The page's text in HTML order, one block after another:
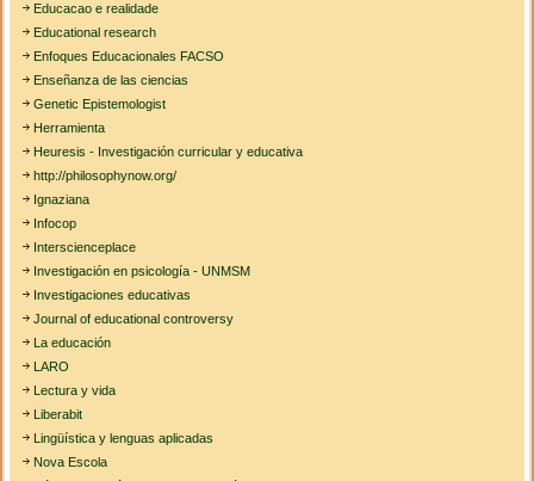
Educacao e realidade
Educational research
Enfoques Educacionales FACSO
Enseñanza de las ciencias
Genetic Epistemologist
Herramienta
Heuresis - Investigación curricular y educativa
http://philosophynow.org/
Ignaziana
Infocop
Interscienceplace
Investigación en psicología - UNMSM
Investigaciones educativas
Journal of educational controversy
La educación
LARO
Lectura y vida
Liberabit
Lingüística y lenguas aplicadas
Nova Escola